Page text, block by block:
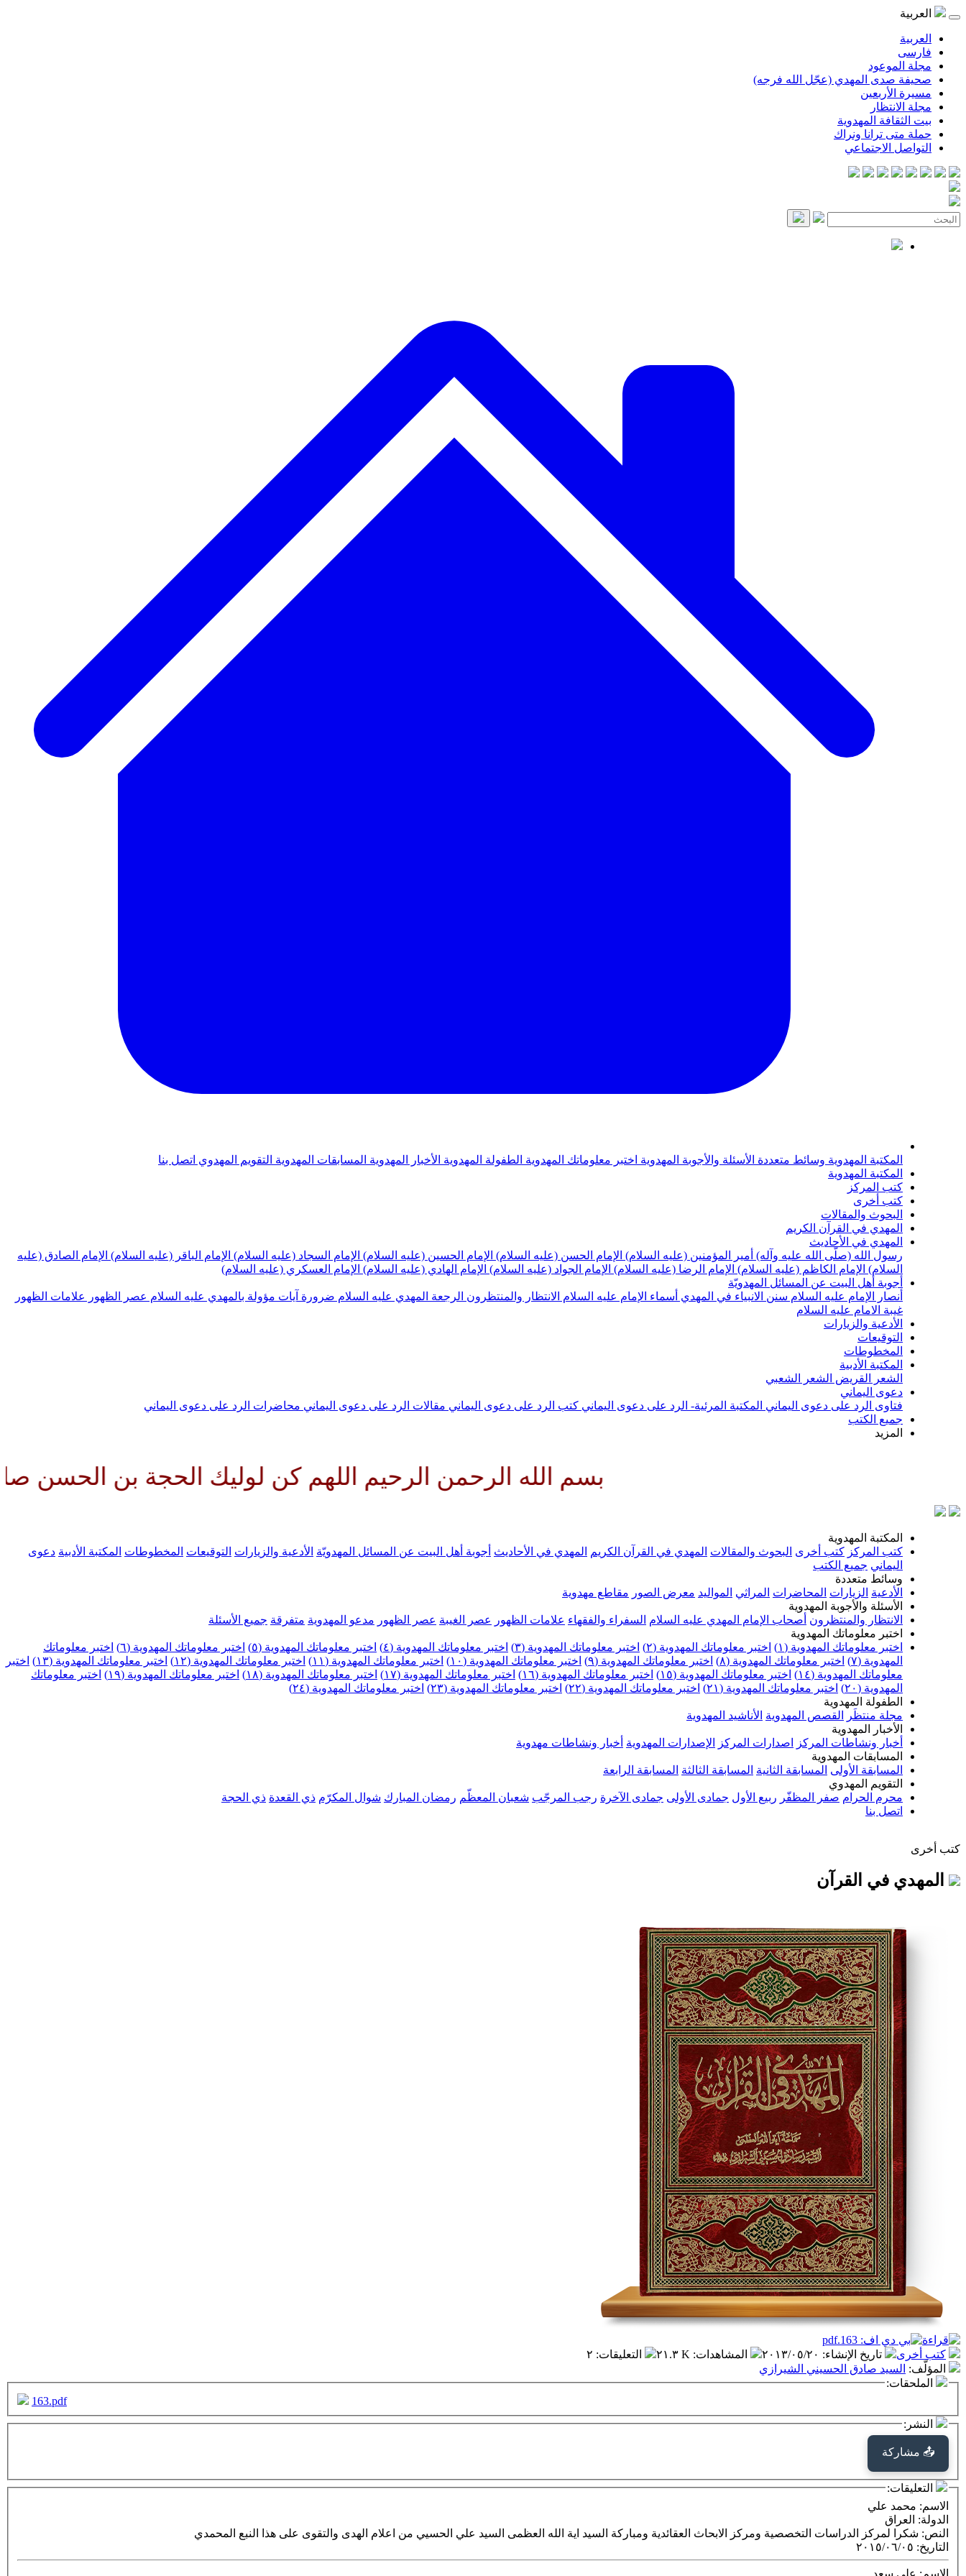
العربية
العربية
فارسی
مجلة الموعود
صحيفة صدى المهدي (عجّل الله فرجه)
مسيرة الأربعين
مجلة الانتظار
بيت الثقافة المهدوية
حملة متى ترانا ونراك
التواصل الاجتماعي
المكتبة المهدوية وسائط متعددة الأسئلة والأجوبة المهدوية اختبر معلوماتك المهدوية الطفولة المهدوية الأخبار المهدوية المسابقات المهدوية التقويم المهدوي اتصل بنا
المكتبة المهدوية
كتب المركز
كتب أخرى
البحوث والمقالات
المهدي في القرآن الكريم
المهدي في الأحاديث
رسول الله (صلّى الله عليه وآله) أمير المؤمنين (عليه السلام) الإمام الحسن (عليه السلام) الإمام الحسين (عليه السلام) الإمام السجاد (عليه السلام) الإمام الباقر (عليه السلام) الإمام الصادق (عليه
السلام) الإمام الكاظم (عليه السلام) الإمام الرضا (عليه السلام) الإمام الجواد (عليه السلام) الإمام الهادي (عليه السلام) الإمام العسكري (عليه السلام)
أجوبة أهل البيت عن المسائل المهدويّة
أنصار الإمام عليه السلام سنن الانبياء في المهدي أسماء الإمام عليه السلام الانتظار والمنتظرون الرجعة المهدي عليه السلام ضرورة آيات مؤولة بالمهدي عليه السلام عصر الظهور
علامات الظهور
غيبة الامام عليه السلام
الأدعية والزيارات
التوقيعات
المخطوطات
المكتبة الأدبية
الشعر القريض الشعر الشعبي
دعوى اليماني
فتاوى الرد على دعوى اليماني المكتبة المرئية- الرد على دعوى اليماني كتب الرد على دعوى اليماني مقالات الرد على دعوى اليماني محاضرات الرد على دعوى اليماني
جميع الكتب
المزيد
بسم الله الرحمن الرحيم اللهم كن لوليك الحجة بن الحسن صلواتك
المكتبة المهدوية
كتب المركز كتب أخرى البحوث والمقالات المهدي في القرآن الكريم المهدي في الأحاديث أجوبة أهل البيت عن المسائل المهدويّة الأدعية والزيارات التوقيعات المخطوطات المكتبة الأدبية دعوى
اليماني جميع الكتب
وسائط متعددة
الأدعية الزيارات المحاضرات المراثي المواليد معرض الصور مقاطع مهدوية
الأسئلة والأجوبة المهدوية
الانتظار والمنتظرون أصحاب الإمام المهدي عليه السلام السفراء والفقهاء علامات الظهور عصر الغيبة عصر الظهور مدعو المهدوية متفرقة جميع الأسئلة
اختبر معلوماتك المهدوية
اختبر معلوماتك المهدوية (١)
اختبر معلوماتك المهدوية (٢) اختبر معلوماتك المهدوية (٣) اختبر معلوماتك المهدوية (٤) اختبر معلوماتك المهدوية (٥) اختبر معلوماتك المهدوية (٦)
اختبر معلوماتك
المهدوية (٧)
اختبر معلوماتك المهدوية (٨) اختبر معلوماتك المهدوية (٩) اختبر معلوماتك المهدوية (١٠) اختبر معلوماتك المهدوية (١١) اختبر معلوماتك المهدوية (١٢) اختبر معلوماتك المهدوية (١٣)
اختبر
معلوماتك المهدوية (١٤)
اختبر معلوماتك المهدوية (١٥) اختبر معلوماتك المهدوية (١٦) اختبر معلوماتك المهدوية (١٧) اختبر معلوماتك المهدوية (١٨) اختبر معلوماتك المهدوية (١٩)
اختبر معلوماتك
المهدوية (٢٠)
اختبر معلوماتك المهدوية (٢١) اختبر معلوماتك المهدوية (٢٢) اختبر معلوماتك المهدوية (٢٣)
اختبر معلوماتك المهدوية (٢٤)
الطفولة المهدوية
مجلة منتظَر
القصص المهدوية الأناشيد المهدوية
الأخبار المهدوية
أخبار ونشاطات المركز
اصدارات المركز الإصدارات المهدوية أخبار ونشاطات مهدوية
المسابقات المهدوية
المسابقة الأولى المسابقة الثانية المسابقة الثالثة المسابقة الرابعة
التقويم المهدوي
محرم الحرام صفر المظفّر ربيع الأول جمادى الأولى جمادى الآخرة رجب المرجّب شعبان المعظّم رمضان المبارك شوال المكرّم ذي القعدة ذي الحجة
اتصل بنا
كتب أخرى
المهدي في القرآن
كتب أخرى تاريخ الإنشاء: ٢٠١٣/٠٥/٢٠ المشاهدات: ٢١.٣ K التعليقات: ٢
المؤلّف: السيد صادق الحسيني الشيرازي
الملحقات:
163.pdf
النشر:
📤 مشاركة
التعليقات:
الاسم: محمد علي
الدولة: العراق
النص: شكرا لمركز الدراسات التخصصية ومركز الابحاث العقائدية ومباركة السيد اية الله العظمى السيد علي الحسيي من اعلام الهدى والتقوى على هذا النبع المحمدي
التاريخ: ٢٠١٥/٠٦/٠٥
الاسم : علي سعد